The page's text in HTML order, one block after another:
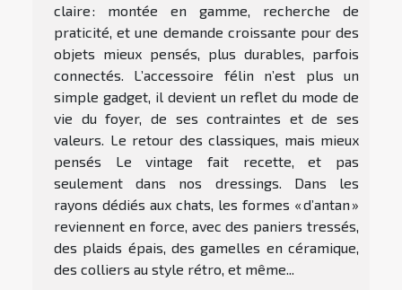
claire : montée en gamme, recherche de
praticité, et une demande croissante pour des
objets mieux pensés, plus durables, parfois
connectés. L’accessoire félin n’est plus un
simple gadget, il devient un reflet du mode de
vie du foyer, de ses contraintes et de ses
valeurs. Le retour des classiques, mais mieux
pensés Le vintage fait recette, et pas
seulement dans nos dressings. Dans les
rayons dédiés aux chats, les formes « d’antan »
reviennent en force, avec des paniers tressés,
des plaids épais, des gamelles en céramique,
des colliers au style rétro, et même...